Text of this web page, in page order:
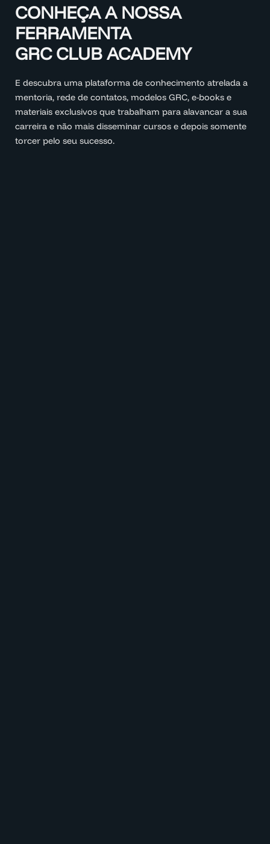
CONHEÇA A NOSSA
FERRAMENTA
GRC CLUB ACADEMY
E descubra uma plataforma de conhecimento atrelada a
mentoria, rede de contatos, modelos GRC, e-books e
materiais exclusivos que trabalham para alavancar a sua
carreira e não mais disseminar cursos e depois somente
torcer pelo seu sucesso.